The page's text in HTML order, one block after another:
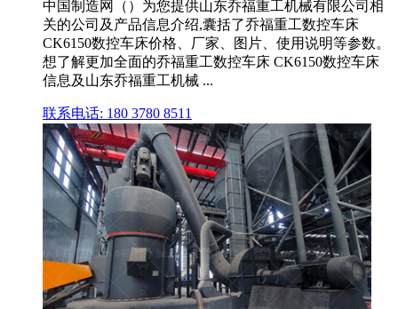
中国制造网（）为您提供山东乔福重工机械有限公司相
关的公司及产品信息介绍,囊括了乔福重工数控车床
CK6150数控车床价格、厂家、图片、使用说明等参数。
想了解更加全面的乔福重工数控车床 CK6150数控车床
信息及山东乔福重工机械 ...
联系电话: 180 3780 8511